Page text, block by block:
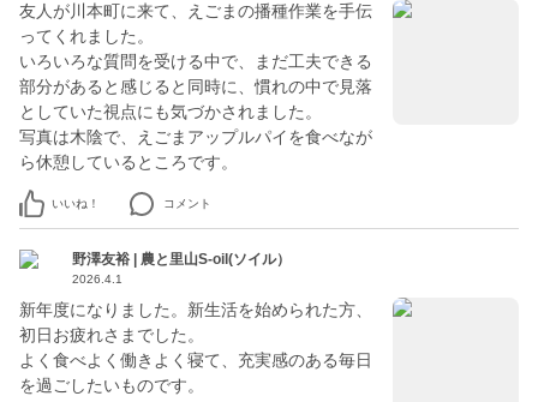
友人が川本町に来て、えごまの播種作業を手伝
ってくれました。
いろいろな質問を受ける中で、まだ工夫できる
部分があると感じると同時に、慣れの中で見落
としていた視点にも気づかされました。
写真は木陰で、えごまアップルパイを食べなが
ら休憩しているところです。
いいね！ コメント
野澤友裕 | 農と里山S-oil(ソイル）
2026.4.1
新年度になりました。新生活を始められた方、
初日お疲れさまでした。
よく食べよく働きよく寝て、充実感のある毎日
を過ごしたいものです。